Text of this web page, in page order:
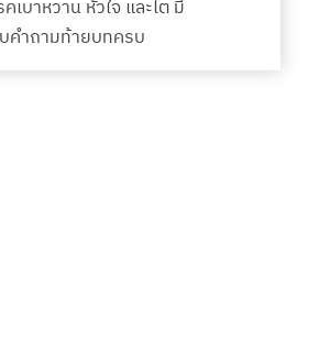
เบาหวาน หัวใจ และไต มี
คำถามท้ายบทครบ